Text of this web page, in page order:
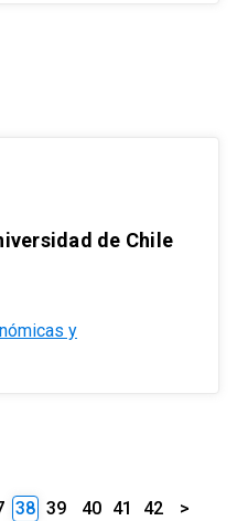
de Chile
y
38 39 40 41 42 >